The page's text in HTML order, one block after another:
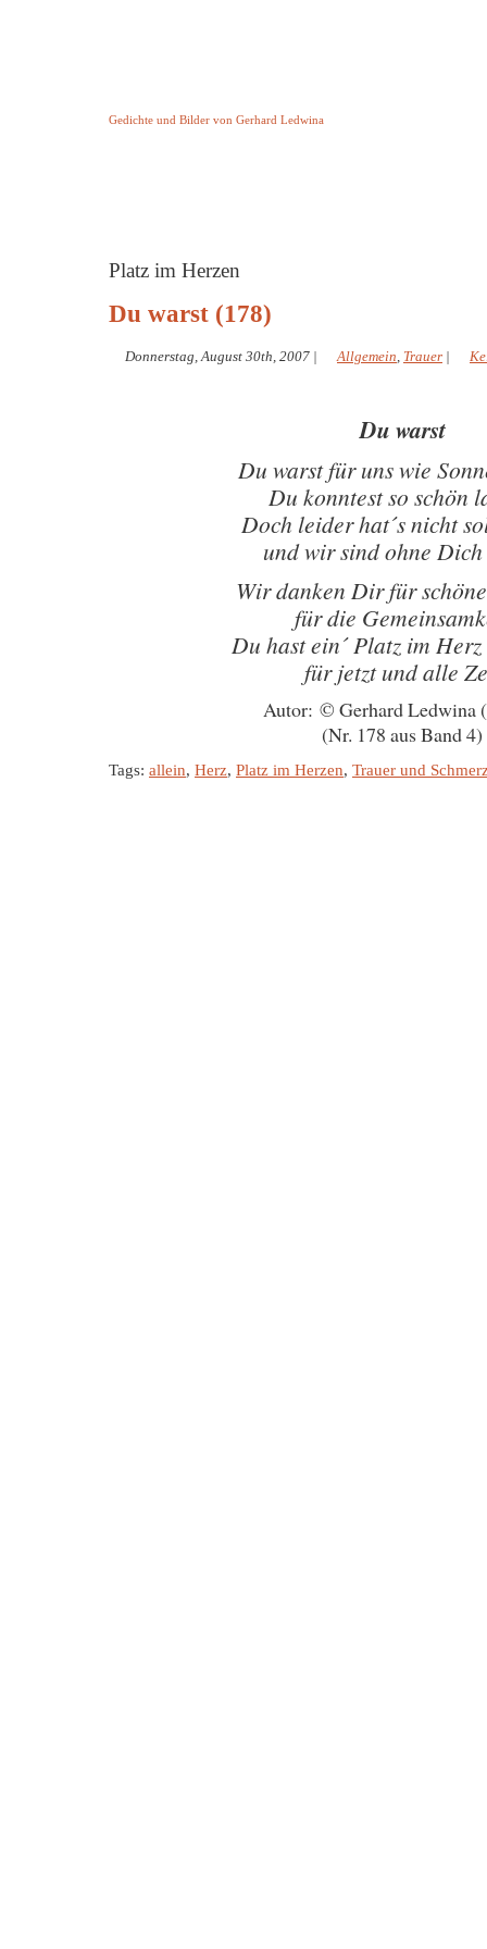
Gedichte und Bilder von Gerhard Ledwina
Platz im Herzen
Du warst (178)
Donnerstag, August 30th, 2007 | Allgemein, Trauer |
Du warst
Du warst für uns wie
Du konntest so schön
Doch leider hat´s nicht
und wir sind ohne
Wir danken Dir für
für die
Du hast ein´ Platz im
für jetzt und alle
Autor: © Gerhard Ledwina
(Nr. 178 aus Band 4)
Tags: allein, Herz, Platz im Herzen, Trauer und